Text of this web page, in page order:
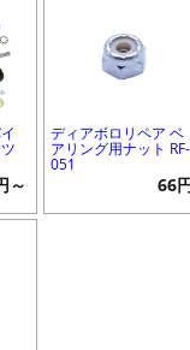
～
ディアボロリペア ベ
アリング用ナット RF-
051
66円